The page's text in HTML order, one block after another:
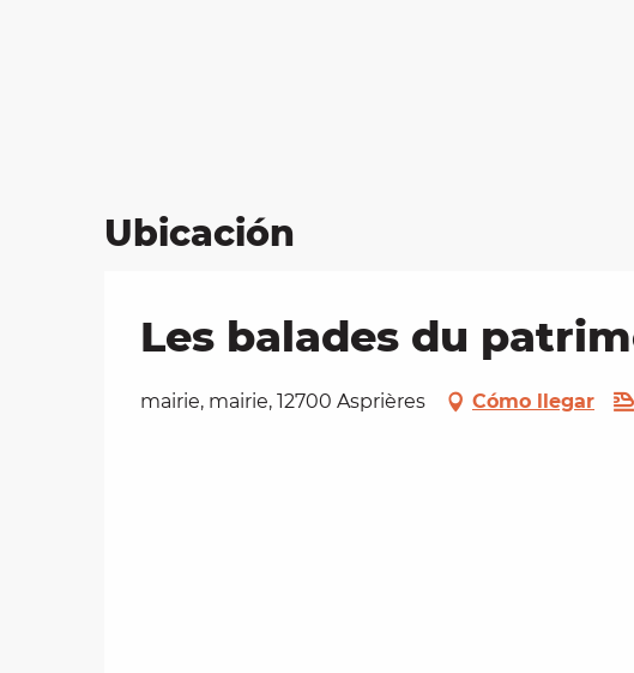
Ubicación
Les balades du
mairie, mairie, 12700 Asprières Cómo llegar